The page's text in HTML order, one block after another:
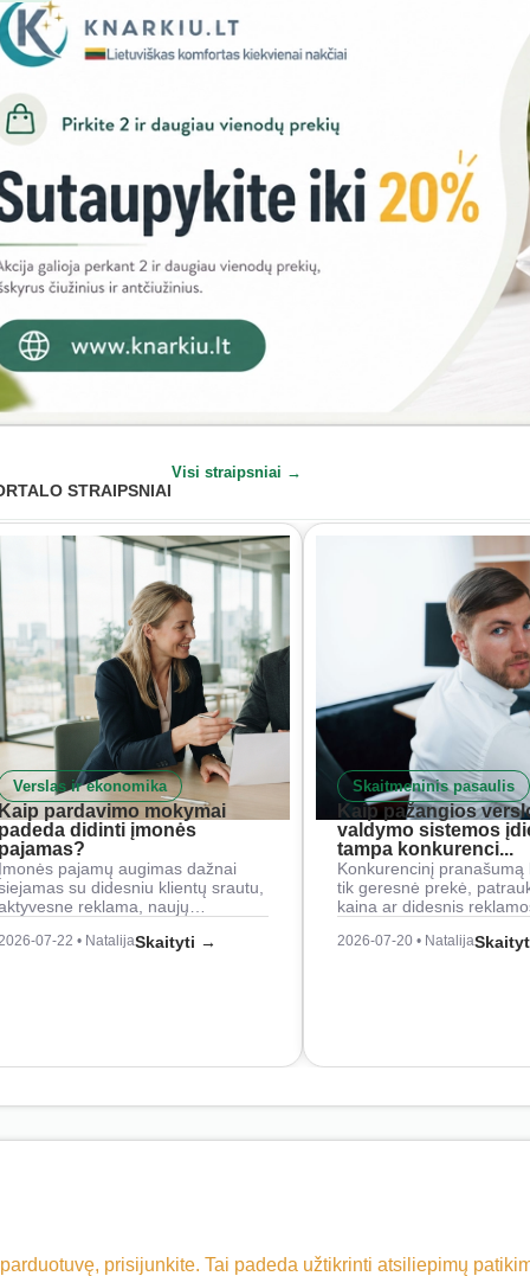
STRAIPSNIAI
Visi straipsniai →
Verslas ir ekonomika
pardavimo mokymai
didinti įmonės
pajamų augimas dažnai
su didesniu klientų srautu,
reklama, naujų…
07-22 • NatalijaSkaityti →
Skaitmeninis pasaulis
Kaip pažangios
valdymo sistemos
tampa konkurenci...
Konkurencinį pranašumą
tik geresnė prekė,
kaina ar didesnis
2026-07-20 • Natalija
prisijunkite. Tai padeda užtikrinti atsiliepimų